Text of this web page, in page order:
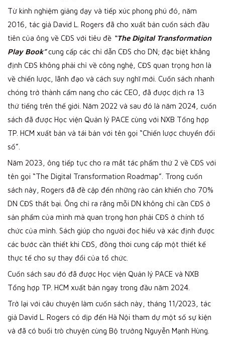
Từ kinh nghiệm giảng dạy và tiếp xúc phong phú đó, năm
2016, tác giả David L. Rogers đã cho xuất bản cuốn sách đầu
tiên của ông về CĐS với tiêu đề “The Digital Transformation
Play Book”cung cấp các chỉ dẫn CĐS cho DN; đặc biệt khẳng
định CĐS không phải chỉ về công nghệ, CĐS quan trọng hơn là
về chiến lược, lãnh đạo và cách suy nghĩ mới. Cuốn sách nhanh
chóng trở thành cẩm nang cho các CEO, đã được dịch ra 13
thứ tiếng trên thế giới. Năm 2022 và sau đó là năm 2024, cuốn
sách đã được Học viện Quản lý PACE cùng với NXB Tổng hợp
TP. HCM xuất bản và tái bản với tên gọi “Chiến lược chuyển đổi
số”.
Năm 2023, ông tiếp tục cho ra mắt tác phẩm thứ 2 về CĐS với
tên gọi “The Digital Transformation Roadmap”. Trong cuốn
sách này, Rogers đã đề cập đến những rào cản khiến cho 70%
DN CĐS thất bại. Ông chỉ ra rằng mỗi DN không chỉ cần CĐS ở
sản phẩm của mình mà quan trọng hơn phải CĐS ở chính tổ
chức của mình. Sách giúp cho người đọc hiểu và xác định được
các bước cần thiết khi CĐS, đồng thời cung cấp một thiết kế
thực tế cho sự thay đổi của tổ chức.
Cuốn sách sau đó đã được Học viện Quản lý PACE và NXB
Tổng hợp TP. HCM xuất bản ngay trong đầu năm 2024.
Trở lại với câu chuyện làm cuốn sách này, tháng 11/2023, tác
giả David L. Rogers có dịp đến Hà Nội tham dự một số sự kiện
và đã có buổi trò chuyện cùng Bộ trưởng Nguyễn Mạnh Hùng.